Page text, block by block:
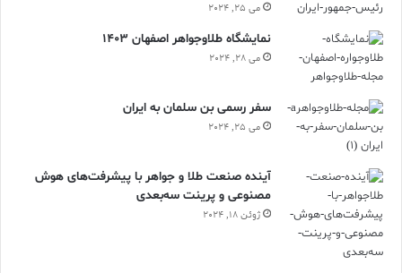
می 25, 2024
نمایشگاه طلاوجواهر اصفهان 1403
می 28, 2024
سفر رسمی بن سلمان به ایران
می 25, 2024
آینده صنعت طلا و جواهر با پیشرفت‌های هوش
مصنوعی و پرینت سه‌بعدی
ژوئن 18, 2024